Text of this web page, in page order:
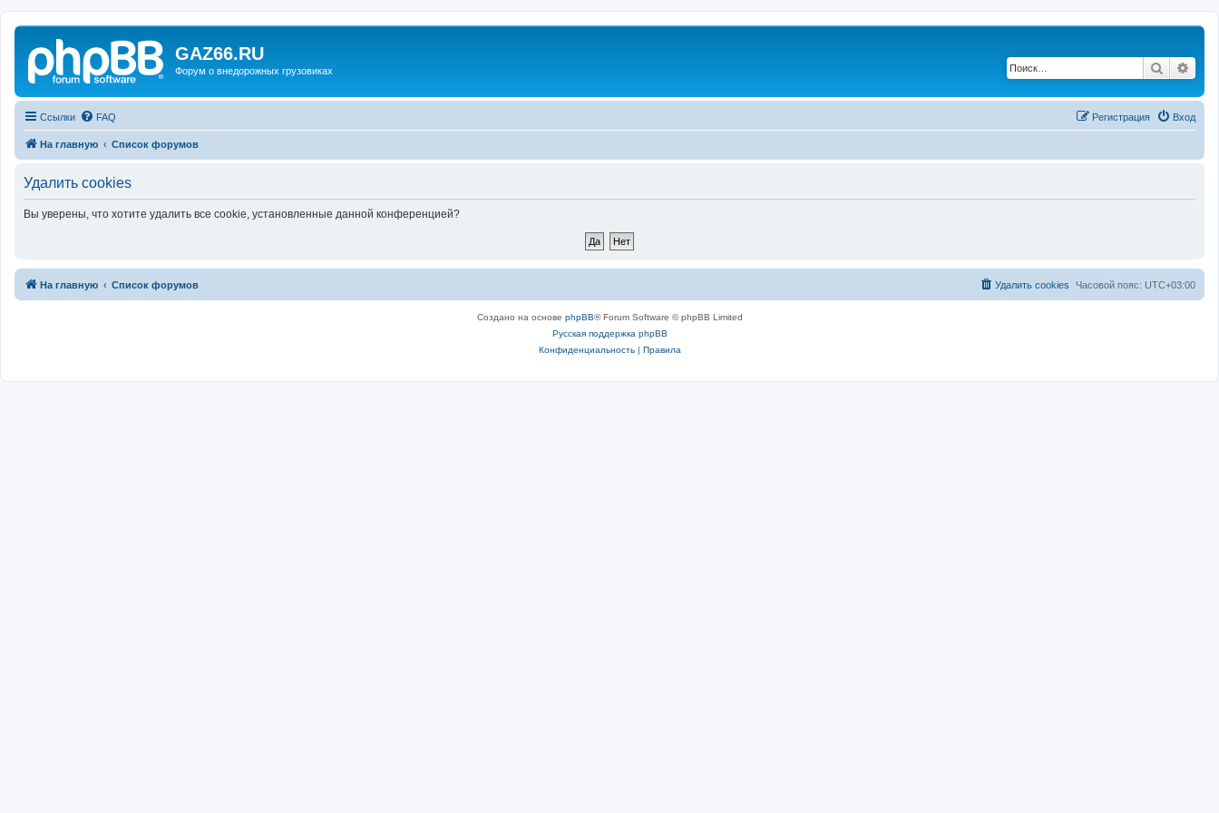
GAZ66.RU
Форум о внедорожных грузовиках Поиск
Ссылки FAQ Вход
Регистрация
На главную Список форумов
Удалить cookies
Вы уверены, что хотите удалить все cookie, установленные данной конференцией?
На главную Список форумов Часовой пояс: UTC+03:00
Удалить cookies
Создано на основе phpBB® Forum Software © phpBB Limited
Русская поддержка phpBB
Конфиденциальность| Правила